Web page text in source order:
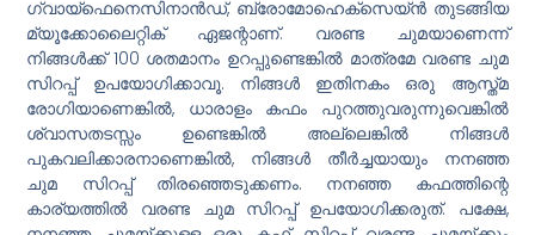
ഗ്വായ്‌ഫെനെസിനാൻഡ്, ബ്രോമോഹെക്സെയ്ൻ തുടങ്ങിയ
മ്യൂക്കോലൈറ്റിക് ഏജന്റാണ്. വരണ്ട ചുമയാണെന്ന്
നിങ്ങൾക്ക് 100 ശതമാനം ഉറപ്പുണ്ടെങ്കിൽ മാത്രമേ വരണ്ട ചുമ
സിറപ്പ് ഉപയോഗിക്കാവൂ. നിങ്ങൾ ഇതിനകം ഒരു ആസ്ത്മ
രോഗിയാണെങ്കിൽ, ധാരാളം കഫം പുറത്തുവരുന്നുവെങ്കിൽ
ശ്വാസതടസ്സം ഉണ്ടെങ്കിൽ അല്ലെങ്കിൽ നിങ്ങൾ
പുകവലിക്കാരനാണെങ്കിൽ, നിങ്ങൾ തീർച്ചയായും നനഞ്ഞ
ചുമ സിറപ്പ് തിരഞ്ഞെടുക്കണം. നനഞ്ഞ കഫത്തിന്റെ
കാര്യത്തിൽ വരണ്ട ചുമ സിറപ്പ് ഉപയോഗിക്കരുത്. പക്ഷേ,